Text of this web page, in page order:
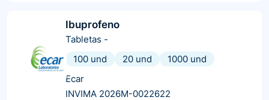
Ibuprofeno
Tabletas -
100 und
20 und
1000 und
Ecar
INVIMA 2026M-0022622